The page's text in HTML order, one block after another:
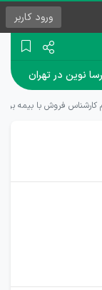
ورود کاربر
نوین در تهران
کارشناس فروش با بیمه